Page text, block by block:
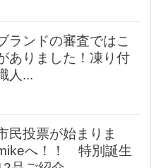
ランドの審査ではこ
ありました！凍り付
人...
民投票が始まりま
へ！！ 特別誕生